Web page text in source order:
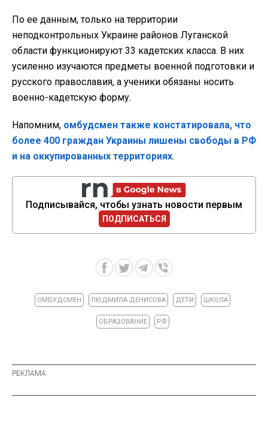
По ее данным, только на территории
неподконтрольных Украине районов Луганской
области функционируют 33 кадетских класса. В них
усиленно изучаются предметы военной подготовки и
русского православия, а ученики обязаны носить
военно-кадетскую форму.
Напомним, омбудсмен также констатировала, что
более 400 граждан Украины лишены свободы в РФ
и на оккупированных территориях.
Подписывайся, чтобы узнать новости первым
ПОДПИСАТЬСЯ
ОМБУДСМЕН ЛЮДМИЛА ДЕНИСОВА ДЕТИ ШКОЛА
ОБРАЗОВАНИЕ РФ